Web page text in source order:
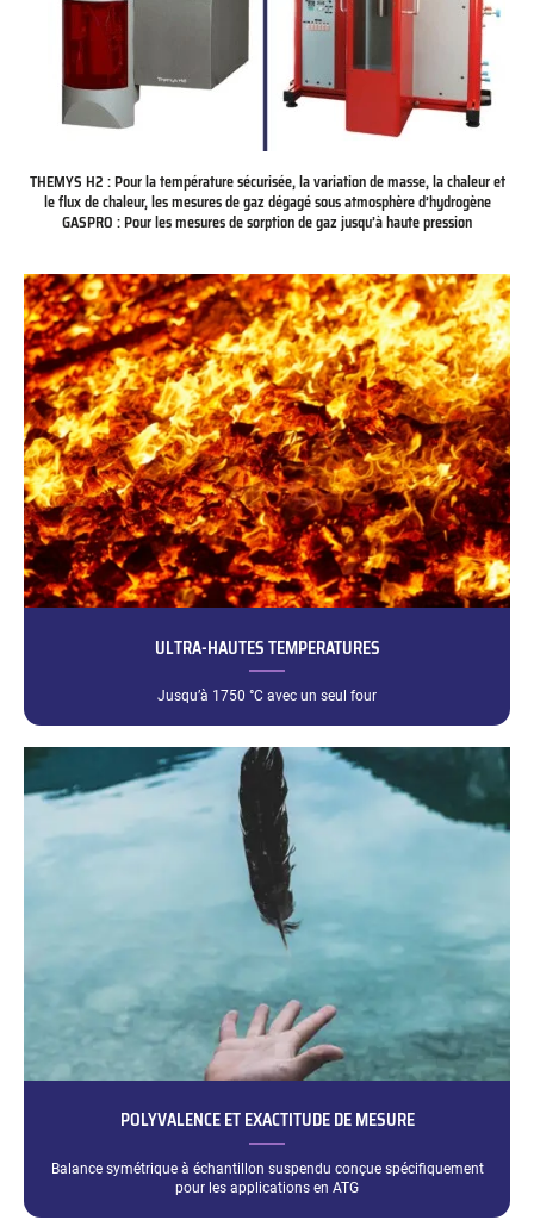
THEMYS H2 : Pour la température sécurisée, la variation de masse, la chaleur et
le flux de chaleur, les mesures de gaz dégagé sous atmosphère d’hydrogène
GASPRO : Pour les mesures de sorption de gaz jusqu’à haute pression
ULTRA-HAUTES TEMPERATURES
Jusqu’à 1750 °C avec un seul four
POLYVALENCE ET EXACTITUDE DE MESURE
Balance symétrique à échantillon suspendu conçue spécifiquement
pour les applications en ATG